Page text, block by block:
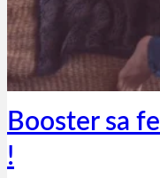
Thibaut Parent
29 décembre 2018
Booster sa
!